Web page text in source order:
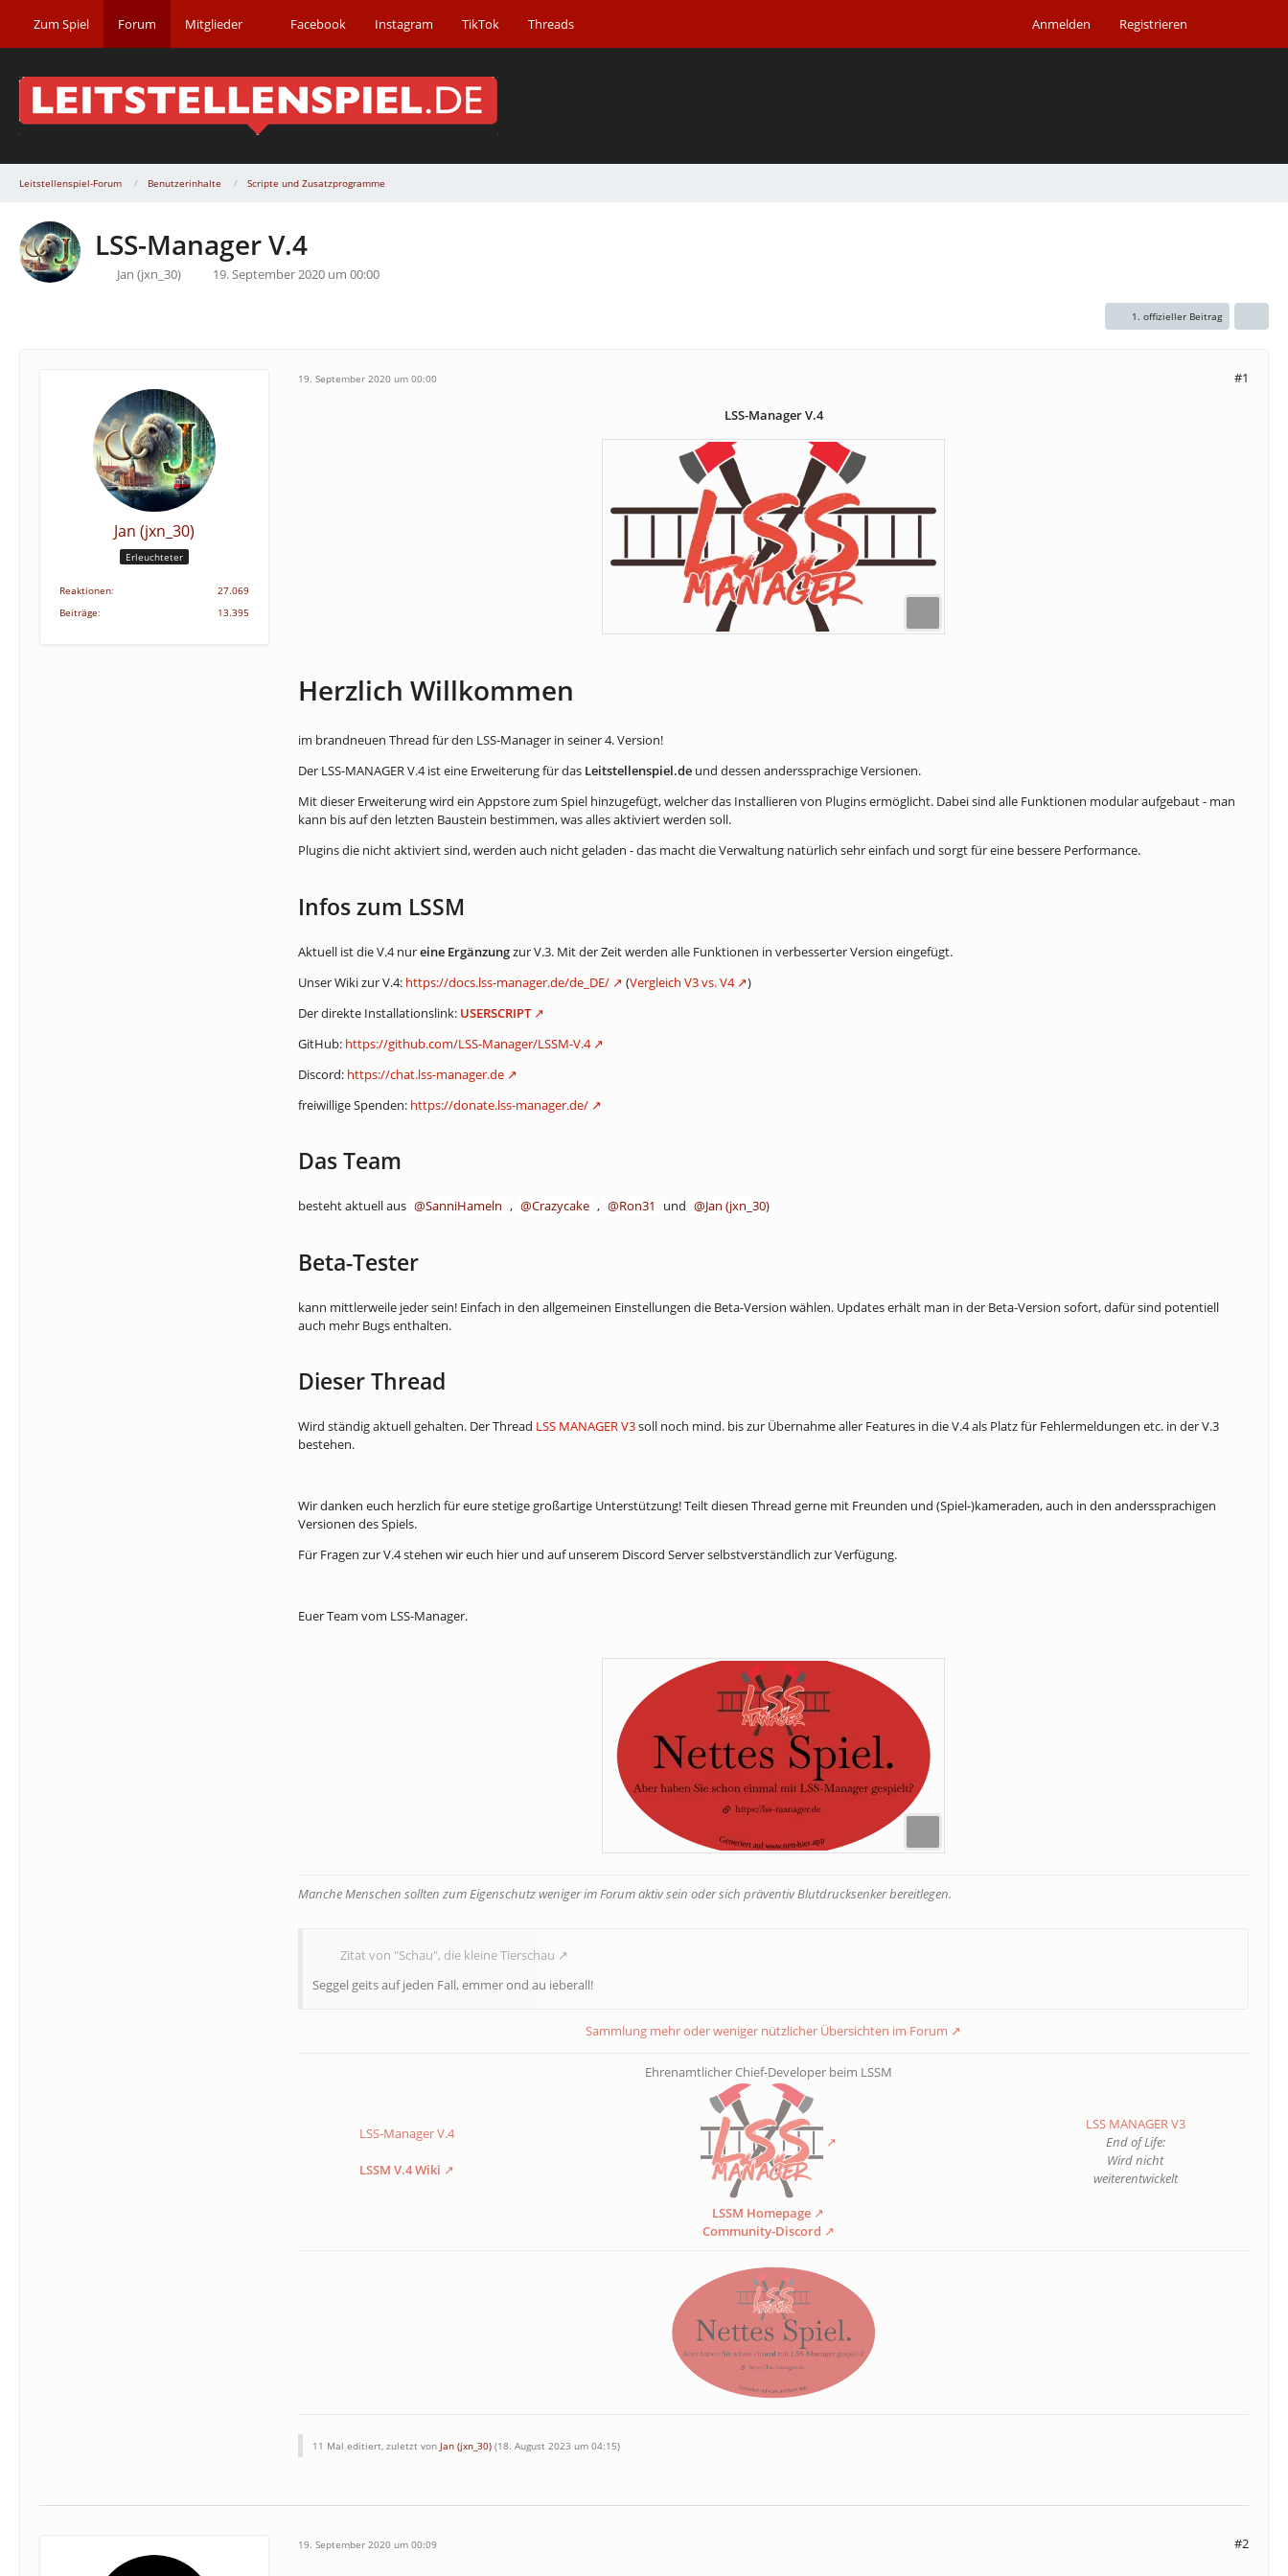
Zum Spiel Forum Mitglieder Facebook Instagram TikTok Threads Anmelden Registrieren
Leitstellenspiel-Forum Benutzerinhalte Scripte und Zusatzprogramme
LSS-Manager V.4
Jan (jxn_30) 19. September 2020 um 00:00
1. offizieller Beitrag
Jan (jxn_30)
Erleuchteter
Reaktionen
27.069
Beiträge
13.395
19. September 2020 um 00:00 #1
LSS-Manager V.4
Herzlich Willkommen
im brandneuen Thread für den LSS-Manager in seiner 4. Version!
Der LSS-MANAGER V.4 ist eine Erweiterung für das Leitstellenspiel.de und dessen anderssprachige Versionen.
Mit dieser Erweiterung wird ein Appstore zum Spiel hinzugefügt, welcher das Installieren von Plugins ermöglicht. Dabei sind alle Funktionen modular aufgebaut - man
kann bis auf den letzten Baustein bestimmen, was alles aktiviert werden soll.
Plugins die nicht aktiviert sind, werden auch nicht geladen - das macht die Verwaltung natürlich sehr einfach und sorgt für eine bessere Performance.
Infos zum LSSM
Aktuell ist die V.4 nureine Ergänzungzur V.3. Mit der Zeit werden alle Funktionen in verbesserter Version eingefügt.
Unser Wiki zur V.4: https://docs.lss-manager.de/de_DE/ (Vergleich V3 vs. V4
)
Der direkte Installationslink: USERSCRIPT
GitHub: https://github.com/LSS-Manager/LSSM-V.4
Discord: https://chat.lss-manager.de
freiwillige Spenden: https://donate.lss-manager.de/
Das Team
besteht aktuell aus SanniHameln , Crazycake , Ron31 und Jan (jxn_30)
Beta-Tester
kann mittlerweile jeder sein! Einfach in den allgemeinen Einstellungen die Beta-Version wählen. Updates erhält man in der Beta-Version sofort, dafür sind potentiell
auch mehr Bugs enthalten.
Dieser Thread
Wird ständig aktuell gehalten. Der Thread LSS MANAGER V3soll noch mind. bis zur Übernahme aller Features in die V.4 als Platz für Fehlermeldungen etc. in der V.3
bestehen.
Wir danken euch herzlich für eure stetige großartige Unterstützung! Teilt diesen Thread gerne mit Freunden und (Spiel-)kameraden, auch in den anderssprachigen
Versionen des Spiels.
Für Fragen zur V.4 stehen wir euch hier und auf unserem Discord Server selbstverständlich zur Verfügung.
Euer Team vom LSS-Manager.
Manche Menschen sollten zum Eigenschutz weniger im Forum aktiv sein oder sich präventiv Blutdrucksenker bereitlegen.
Zitat von "Schau", die kleine Tierschau
Seggel geits auf jeden Fall, emmer ond au ieberall!
Sammlung mehr oder weniger nützlicher Übersichten im Forum
LSS-Manager V.4
LSSM V.4 Wiki
Ehrenamtlicher Chief-Developer beim LSSM
LSSM Homepage
Community-Discord
LSS MANAGER V3
End of Life:
Wird nicht
weiterentwickelt
11 Mal editiert, zuletzt von Jan (jxn_30) (18. August 2023 um 04:15)
19. September 2020 um 00:09 #2